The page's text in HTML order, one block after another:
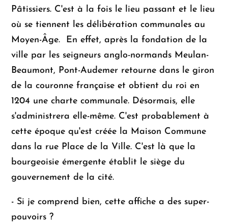
à
79,90 €
Pâtissiers. C'est à la fois le lieu passant et le lieu
où se tiennent les délibération communales au
Moyen-Âge. En effet, après la fondation de la
ville par les seigneurs anglo-normands Meulan-
Beaumont, Pont-Audemer retourne dans le giron
de la couronne française et obtient du roi en
1204 une charte communale. Désormais, elle
s'administrera elle-même. C'est probablement à
cette époque qu'est créée la Maison Commune
dans la rue Place de la Ville. C'est là que la
bourgeoisie émergente établit le siège du
gouvernement de la cité.
- Si je comprend bien, cette affiche a des super-
pouvoirs ?